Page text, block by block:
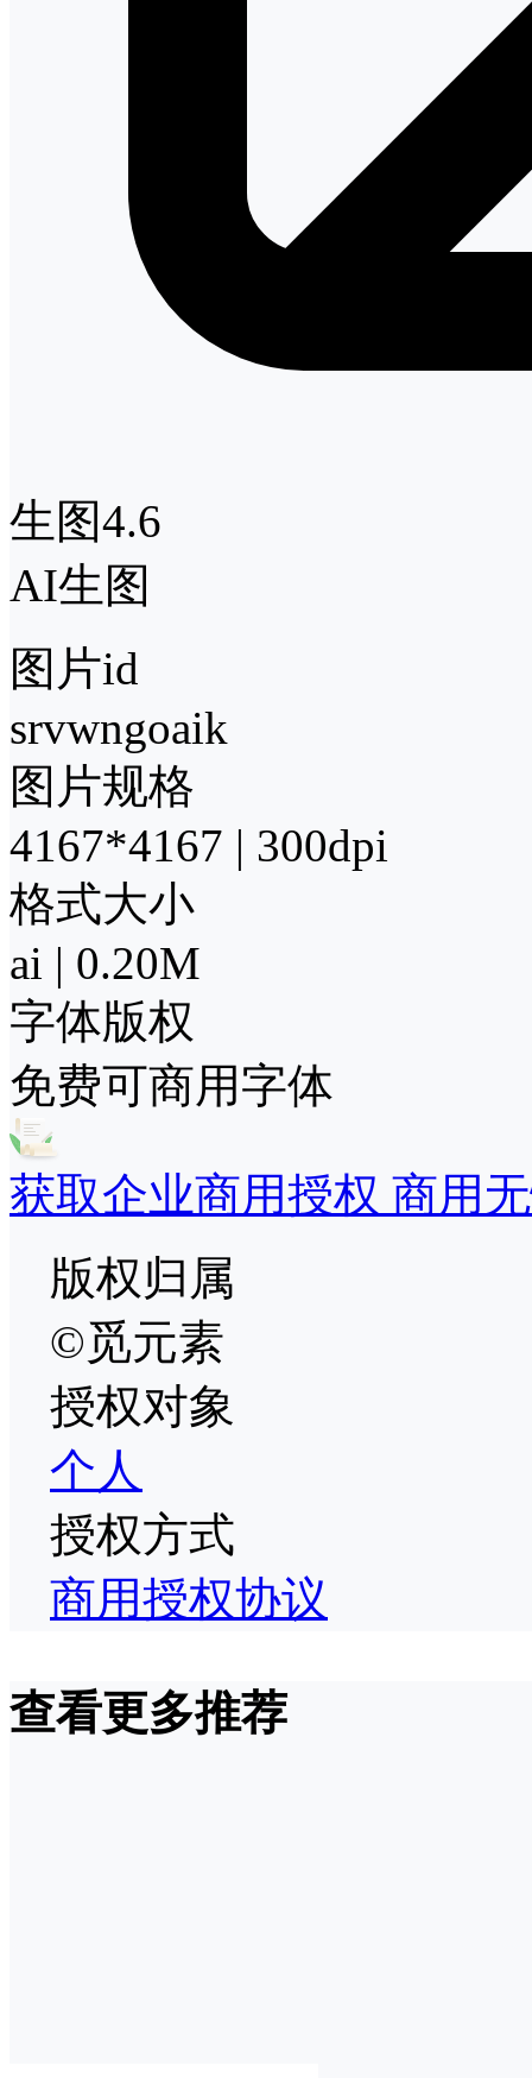
生图4.6
AI生图
图片id
srvwngoaik
图片规格
4167*4167 | 300dpi
格式大小
ai | 0.20M
字体版权
免费可商用字体
获取企业商用授权 商用
版权归属
©觅元素
授权对象
个人
授权方式
商用授权协议
查看更多推荐